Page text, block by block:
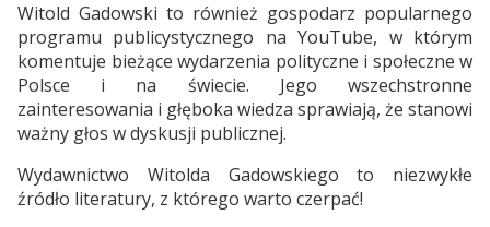
Witold Gadowski to również gospodarz popularnego
programu publicystycznego na YouTube, w którym
komentuje bieżące wydarzenia polityczne i społeczne w
Polsce i na świecie. Jego wszechstronne
zainteresowania i głęboka wiedza sprawiają, że stanowi
ważny głos w dyskusji publicznej.
Wydawnictwo Witolda Gadowskiego to niezwykłe
źródło literatury, z którego warto czerpać!